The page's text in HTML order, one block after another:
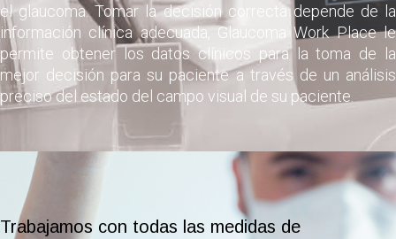
el glaucoma. Tomar la decisión correcta depende de la
información clínica adecuada, Glaucoma Work Place le
permite obtener los datos clínicos para la toma de la
mejor decisión para su paciente a través de un análisis
preciso del estado del campo visual de su paciente.
Trabajamos con todas las medidas de